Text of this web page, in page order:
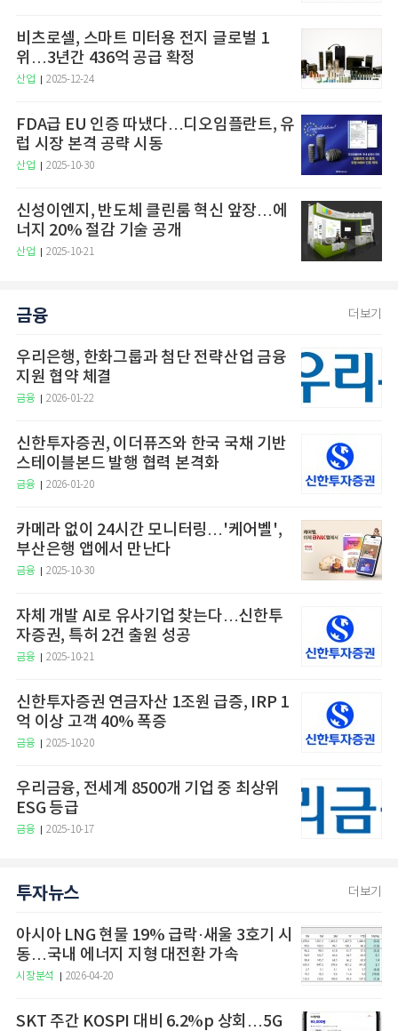
비츠로셀, 스마트 미터용 전지 글로벌 1
위…3년간 436억 공급 확정
산업 2025-12-24
FDA급 EU 인증 따냈다…디오임플란트, 유
럽 시장 본격 공략 시동
산업 2025-10-30
신성이엔지, 반도체 클린룸 혁신 앞장…에
너지 20% 절감 기술 공개
산업 2025-10-21
금융 더보기
우리은행, 한화그룹과 첨단 전략산업 금융
지원 협약 체결
금융 2026-01-22
신한투자증권, 이더퓨즈와 한국 국채 기반
스테이블본드 발행 협력 본격화
금융 2026-01-20
카메라 없이 24시간 모니터링…'케어벨',
부산은행 앱에서 만난다
금융 2025-10-30
자체 개발 AI로 유사기업 찾는다…신한투
자증권, 특허 2건 출원 성공
금융 2025-10-21
신한투자증권 연금자산 1조원 급증, IRP 1
억 이상 고객 40% 폭증
금융 2025-10-20
우리금융, 전세계 8500개 기업 중 최상위
ESG 등급
금융 2025-10-17
투자뉴스 더보기
아시아 LNG 현물 19% 급락·새울 3호기 시
동…국내 에너지 지형 대전환 가속
시장분석 2026-04-20
SKT 주간 KOSPI 대비 6.2%p 상회…5G